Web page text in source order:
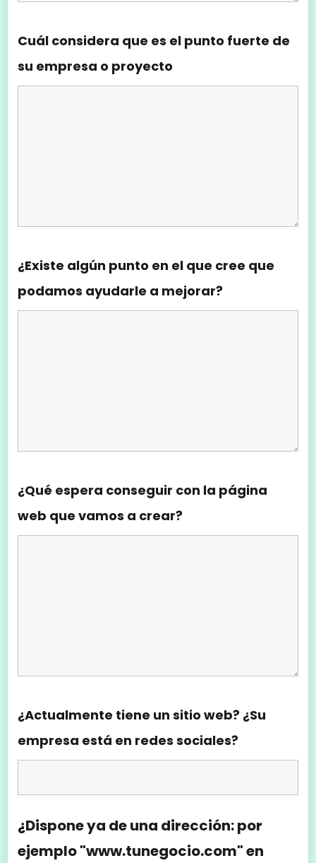
Cuál considera que es el punto fuerte de
su empresa o proyecto
¿Existe algún punto en el que cree que
podamos ayudarle a mejorar?
¿Qué espera conseguir con la página
web que vamos a crear?
¿Actualmente tiene un sitio web? ¿Su
empresa está en redes sociales?
¿Dispone ya de una dirección: por
ejemplo "www.tunegocio.com" en